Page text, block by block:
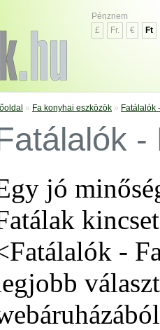
Pénznem
£
Fr. € Ft
» Fa konyhai eszközök » Fatálalók
-
jó
-